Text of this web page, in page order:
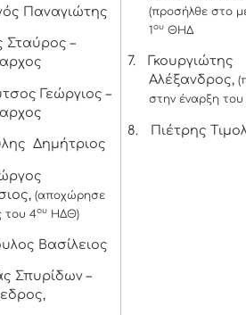
Παναγιώτης
Σταύρος –
Γεώργιος –
Δημήτριος
(αποχώρησε
του 4ουΗΔΘ)
Βασίλειος
Σπυρίδων –
(προσήλθε στο
1ουΘΗΔ
7.
Γκουργιώτης
Αλέξανδρος,
στην έναρξη του
8. Πιέτρης